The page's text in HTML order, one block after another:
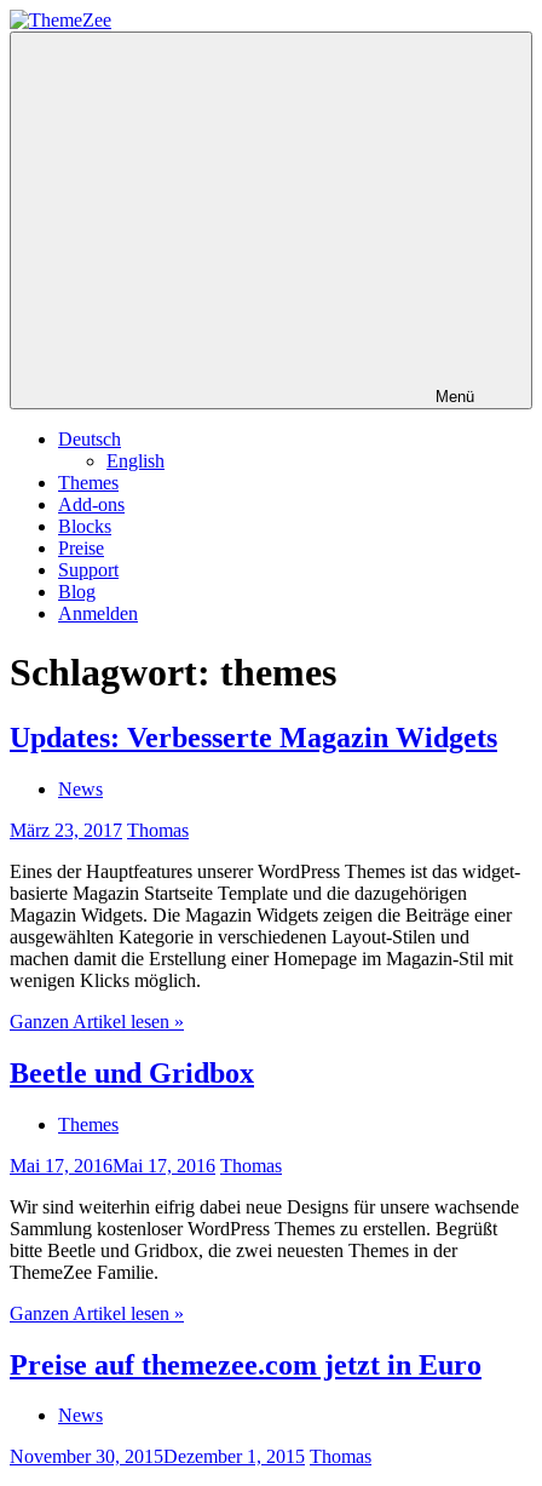
Zum
Inhalt
ThemeZee
Menü
Deutsch
English
Themes
Add-ons
Blocks
Preise
Support
Blog
Anmelden
Schlagwort: themes
Updates: Verbesserte Magazin Widgets
News
März 23, 2017 Thomas
Eines der Hauptfeatures unserer WordPress Themes ist das widget-
basierte Magazin Startseite Template und die dazugehörigen
Magazin Widgets. Die Magazin Widgets zeigen die Beiträge einer
ausgewählten Kategorie in verschiedenen Layout-Stilen und
machen damit die Erstellung einer Homepage im Magazin-Stil mit
wenigen Klicks möglich.
Ganzen Artikel lesen »
Beetle und Gridbox
Themes
Mai 17, 2016Mai 17, 2016 Thomas
Wir sind weiterhin eifrig dabei neue Designs für unsere wachsende
Sammlung kostenloser WordPress Themes zu erstellen. Begrüßt
bitte Beetle und Gridbox, die zwei neuesten Themes in der
ThemeZee Familie.
Ganzen Artikel lesen »
Preise auf themezee.com jetzt in Euro
News
November 30, 2015Dezember 1, 2015 Thomas